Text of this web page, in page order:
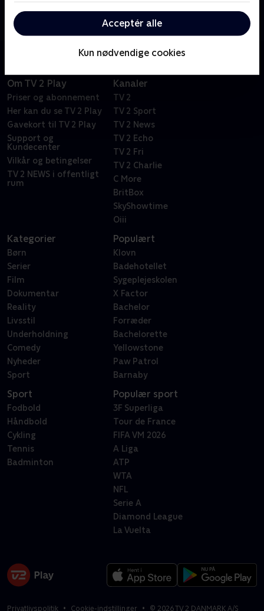
Acceptér alle
Kun nødvendige cookies
serien. Maria Wern er kriminalinspektør og er ikke
bange for at tage utraditionelle midler i brug.
Om TV 2 Play
Priser og abonnement
Her kan du se TV 2 Play
Gavekort til TV 2 Play
Support og
Kundecenter
Vilkår og betingelser
TV 2 NEWS i offentligt
rum
Kanaler
TV 2
TV 2 Sport
TV 2 News
TV 2 Echo
TV 2 Fri
TV 2 Charlie
C More
BritBox
SkyShowtime
Oiii
Kategorier
Børn
Serier
Film
Dokumentar
Reality
Livsstil
Underholdning
Comedy
Nyheder
Sport
Populært
Klovn
Badehotellet
Sygeplejeskolen
X Factor
Bachelor
Forræder
Bachelorette
Yellowstone
Paw Patrol
Barnaby
Sport
Fodbold
Håndbold
Cykling
Tennis
Badminton
Populær sport
3F Superliga
Tour de France
FIFA VM 2026
A Liga
ATP
WTA
NFL
Serie A
Diamond League
La Vuelta
Privatlivspolitik Cookie-indstillinger © 2026TV 2 DANMARK A/S